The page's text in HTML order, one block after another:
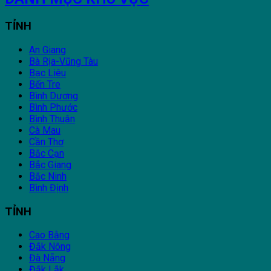
TỈNH
An Giang
Bà Rịa-Vũng Tàu
Bạc Liêu
Bến Tre
Bình Dương
Bình Phước
Bình Thuận
Cà Mau
Cần Thơ
Bắc Cạn
Bắc Giang
Bắc Ninh
Bình Định
TỈNH
Cao Bằng
Đắk Nông
Đà Nẵng